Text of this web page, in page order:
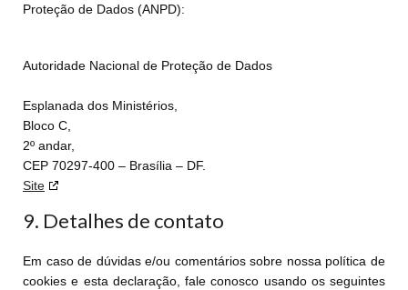
Proteção de Dados (ANPD):
Autoridade Nacional de Proteção de Dados
Esplanada dos Ministérios,
Bloco C,
2º andar,
CEP 70297-400 – Brasília – DF.
Site
9. Detalhes de contato
Em caso de dúvidas e/ou comentários sobre nossa política de
cookies e esta declaração, fale conosco usando os seguintes